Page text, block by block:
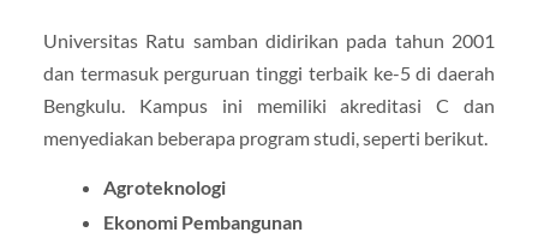
Universitas Ratu samban didirikan pada tahun 2001
dan termasuk perguruan tinggi terbaik ke-5 di daerah
Bengkulu. Kampus ini memiliki akreditasi C dan
menyediakan beberapa program studi, seperti berikut.
Agroteknologi
Ekonomi Pembangunan